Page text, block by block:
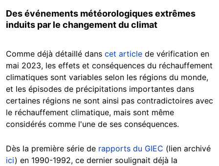
Des événements météorologiques extrêmes
induits par le changement du climat
Comme déjà détaillé dans cet article de vérification en
mai 2023, les effets et conséquences du réchauffement
climatiques sont variables selon les régions du monde,
et les épisodes de précipitations importantes dans
certaines régions ne sont ainsi pas contradictoires avec
le réchauffement climatique, mais sont même
considérés comme l'une de ses conséquences.
Dès la première série de rapports du GIEC (lien archivé
ici) en 1990-1992, ce dernier soulignait déjà la